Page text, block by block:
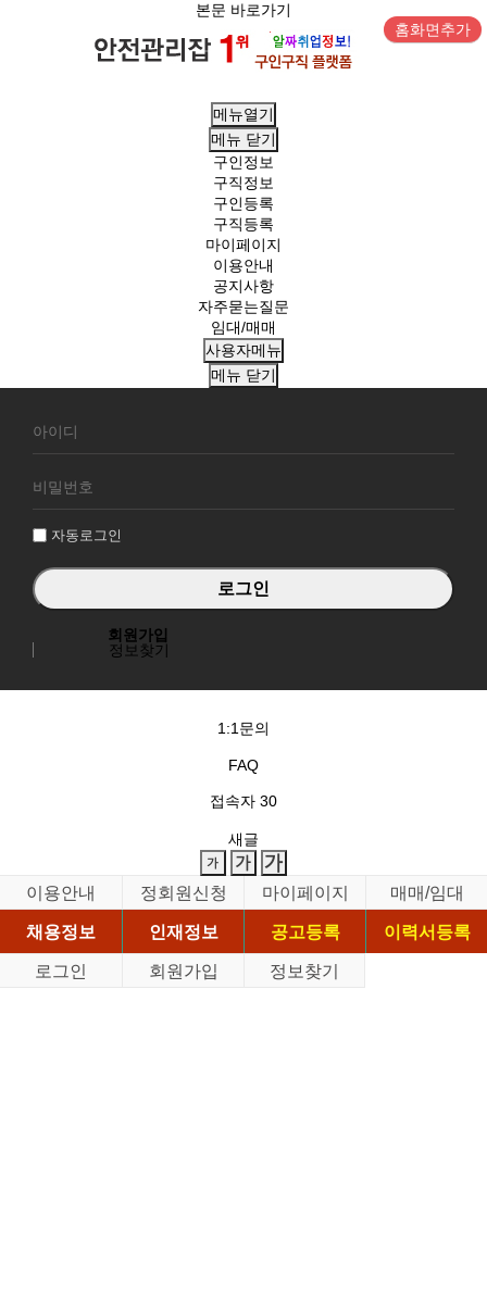
본문 바로가기
홈화면추가
메뉴열기
메뉴 닫기
구인정보
구직정보
구인등록
구직등록
마이페이지
이용안내
공지사항
자주묻는질문
임대/매매
사용자메뉴
메뉴 닫기
원
그
자동로그인
회원가입
정보찾기
1:1문의
FAQ
접속자 30
새글
이용안내 정회원신청 마이페이지
매매/임대
채용정보
인재정보 공고등록
이력서등록
로그인
회원가입 정보찾기